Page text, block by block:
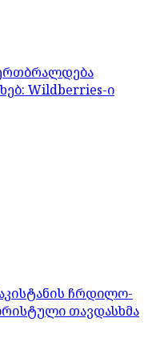
Wildberries-ი
ჩრდილო-
თავდასხმა